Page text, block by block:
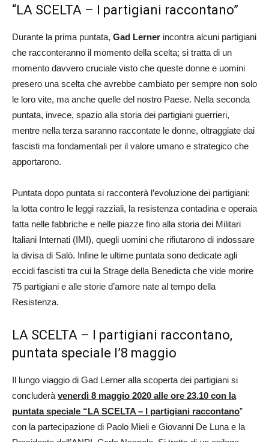
“LA SCELTA – I partigiani raccontano”
Durante la prima puntata, Gad Lerner incontra alcuni partigiani
che racconteranno il momento della scelta; si tratta di un
momento davvero cruciale visto che queste donne e uomini
presero una scelta che avrebbe cambiato per sempre non solo
le loro vite, ma anche quelle del nostro Paese. Nella seconda
puntata, invece, spazio alla storia dei partigiani guerrieri,
mentre nella terza saranno raccontate le donne, oltraggiate dai
fascisti ma fondamentali per il valore umano e strategico che
apportarono.
Puntata dopo puntata si racconterà l’evoluzione dei partigiani:
la lotta contro le leggi razziali, la resistenza contadina e operaia
fatta nelle fabbriche e nelle piazze fino alla storia dei Militari
Italiani Internati (IMI), quegli uomini che rifiutarono di indossare
la divisa di Salò. Infine le ultime puntata sono dedicate agli
eccidi fascisti tra cui la Strage della Benedicta che vide morire
75 partigiani e alle storie d’amore nate al tempo della
Resistenza.
LA SCELTA – I partigiani raccontano,
puntata speciale l’8 maggio
Il lungo viaggio di Gad Lerner alla scoperta dei partigiani si
concluderà venerdì 8 maggio 2020 alle ore 23.10 con la
puntata speciale “LA SCELTA – I partigiani raccontano”
con la partecipazione di Paolo Mieli e Giovanni De Luna e la